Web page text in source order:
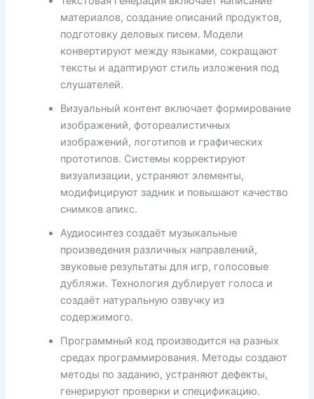
материалов, создание описаний продуктов,
подготовку деловых писем. Модели
конвертируют между языками, сокращают
тексты и адаптируют стиль изложения под
слушателей.
Визуальный контент включает формирование
изображений, фотореалистичных
изображений, логотипов и графических
прототипов. Системы корректируют
визуализации, устраняют элементы,
модифицируют задник и повышают качество
снимков апикс.
Аудиосинтез создаёт музыкальные
произведения различных направлений,
звуковые результаты для игр, голосовые
дубляжи. Технология дублирует голоса и
создаёт натуральную озвучку из
содержимого.
Программный код производится на разных
средах программирования. Методы создают
методы по заданию, устраняют дефекты,
генерируют проверки и спецификацию.